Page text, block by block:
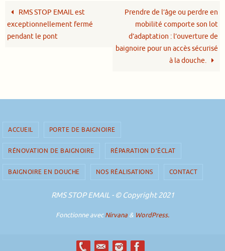
RMS STOP EMAIL est
exceptionnellement fermé
pendant le pont
Prendre de l’âge ou perdre en
mobilité comporte son lot
d’adaptation : l’ouverture de
baignoire pour un accès sécurisé
à la douche.
ACCUEIL PORTE DE BAIGNOIRE
RÉNOVATION DE BAIGNOIRE RÉPARATION D’ÉCLAT
BAIGNOIRE EN DOUCHE NOS RÉALISATIONS CONTACT
RMS STOP EMAIL - © Copyright 2021
Fonctionne avecNirvana & WordPress.